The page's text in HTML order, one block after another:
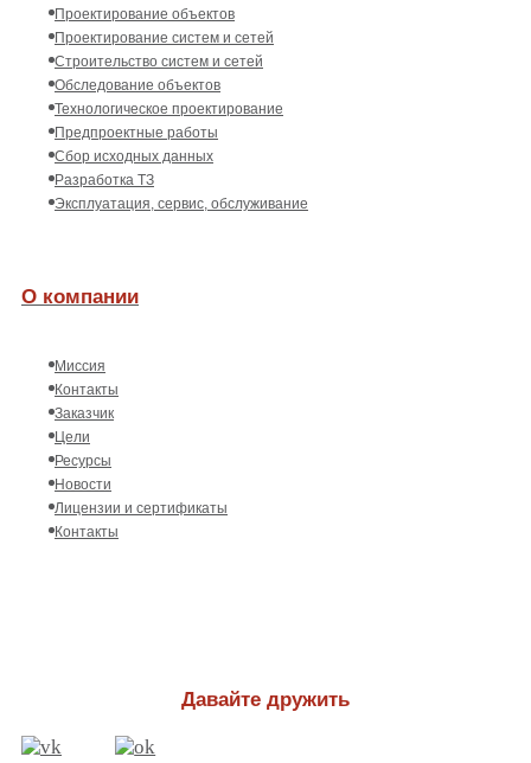
Проектирование объектов
Проектирование систем и сетей
Строительство систем и сетей
Обследование объектов
Технологическое проектирование
Предпроектные работы
Сбор исходных данных
Разработка ТЗ
Эксплуатация, сервис, обслуживание
О компании
Миссия
Контакты
Заказчик
Цели
Ресурсы
Новости
Лицензии и сертификаты
Контакты
Давайте дружить